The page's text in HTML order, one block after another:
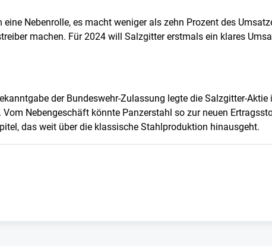
Nebenrolle, es macht weniger als zehn Prozent des
machen. Für 2024 will Salzgitter erstmals ein klares
der Bundeswehr-Zulassung legte die Salzgitter-
Nebengeschäft könnte Panzerstahl so zur neuen
das weit über die klassische Stahlproduktion hinausgeht.